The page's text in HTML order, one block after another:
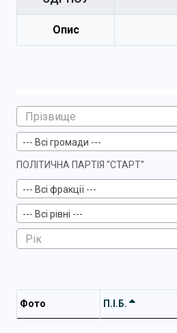
Опис
--- Всі громади ---
ПОЛІТИЧНА ПАРТІЯ "СТАРТ"
--- Всі фракції ---
--- Всі рівні ---
Фото П.І.Б.